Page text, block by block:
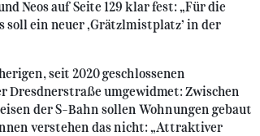
Neos auf Seite 129 klar fest: „Für die
soll ein neuer ‚Grätzlmistplatz’ in der
seit 2020 geschlossenen
Dresdnerstraße umgewidmet: Zwischen
der S-Bahn sollen Wohnungen gebaut
verstehen das nicht: „Attraktiver